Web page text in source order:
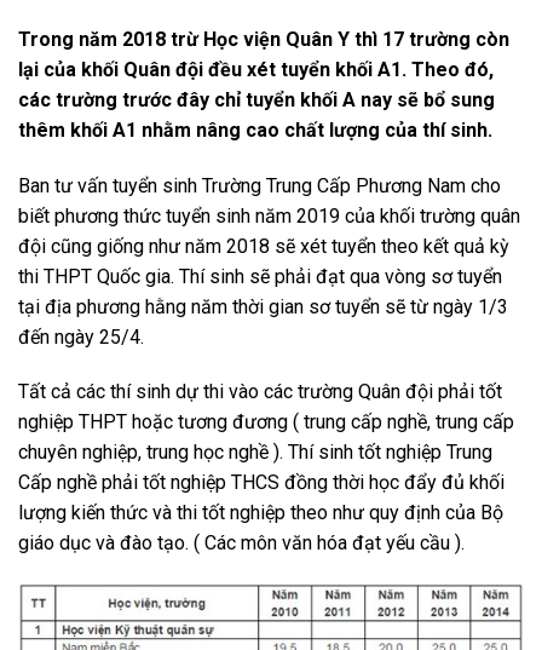
Trong năm 2018 trừ Học viện Quân Y thì 17 trường còn
lại của khối Quân đội đều xét tuyển khối A1. Theo đó,
các trường trước đây chỉ tuyển khối A nay sẽ bổ sung
thêm khối A1 nhằm nâng cao chất lượng của thí sinh.
Ban tư vấn tuyển sinh Trường Trung Cấp Phương Nam cho
biết phương thức tuyển sinh năm 2019 của khối trường quân
đội cũng giống như năm 2018 sẽ xét tuyển theo kết quả kỳ
thi THPT Quốc gia. Thí sinh sẽ phải đạt qua vòng sơ tuyển
tại địa phương hằng năm thời gian sơ tuyển sẽ từ ngày 1/3
đến ngày 25/4.
Tất cả các thí sinh dự thi vào các trường Quân đội phải tốt
nghiệp THPT hoặc tương đương ( trung cấp nghề, trung cấp
chuyên nghiệp, trung học nghề ). Thí sinh tốt nghiệp Trung
Cấp nghề phải tốt nghiệp THCS đồng thời học đẩy đủ khối
lượng kiến thức và thi tốt nghiệp theo như quy định của Bộ
giáo dục và đào tạo. ( Các môn văn hóa đạt yếu cầu ).